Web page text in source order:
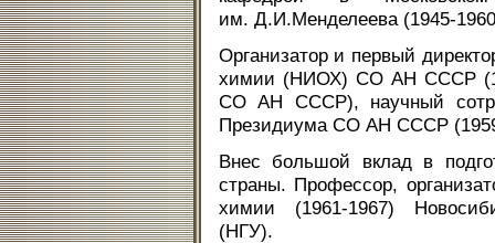
им. Д.И.Менделеева (1945-
Организатор и первый
химии (НИОХ) СО АН СССР
СО АН СССР), научный
Президиума СО АН СССР
Внес большой вклад в
страны. Профессор,
химии (1961-1967)
(НГУ).